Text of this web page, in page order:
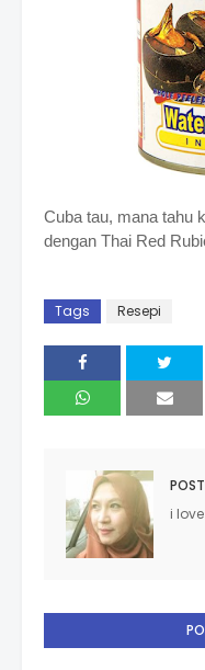
Cuba tau, mana tahu
dengan Thai Red
Tags Resepi
i